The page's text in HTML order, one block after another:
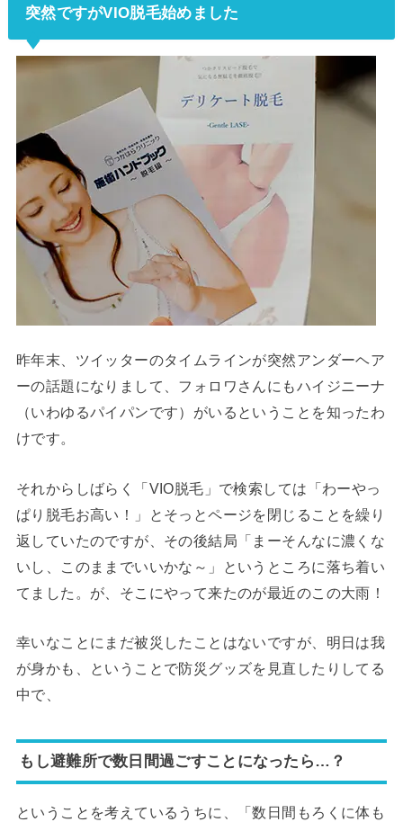
突然ですがVIO脱毛始めました
昨年末、ツイッターのタイムラインが突然アンダーヘア
ーの話題になりまして、フォロワさんにもハイジニーナ
（いわゆるパイパンです）がいるということを知ったわ
けです。
それからしばらく「VIO脱毛」で検索しては「わーやっ
ぱり脱毛お高い！」とそっとページを閉じることを繰り
返していたのですが、その後結局「まーそんなに濃くな
いし、このままでいいかな～」というところに落ち着い
てました。が、そこにやって来たのが最近のこの大雨！
幸いなことにまだ被災したことはないですが、明日は我
が身かも、ということで防災グッズを見直したりしてる
中で、
もし避難所で数日間過ごすことになったら…？
ということを考えているうちに、「数日間もろくに体も